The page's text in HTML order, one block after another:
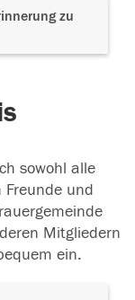
zu
sowohl alle
und
Mitgliedern
ein.